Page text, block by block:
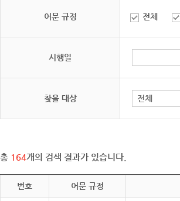
어문 규정 전체
시행일
찾을 대상
총 164개의 검색 결과가 있습니다.
번호 어문 규정